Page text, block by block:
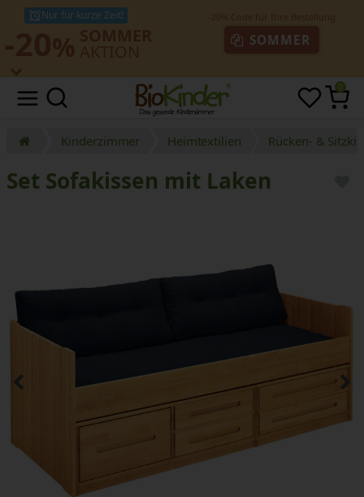
Nur für kurze Zeit!
SOMMER
0
Kinderzimmer Heimtextilien Rücken- &
Set Sofakissen mit Laken